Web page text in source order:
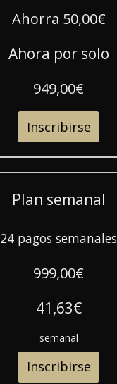
Ahorra 50,00€
Ahora por solo
949,00€
Inscribirse
Plan semanal
24 pagos semanales
999,00€
41,63€
semanal
Inscribirse